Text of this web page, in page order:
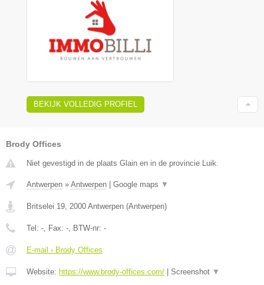
BEKIJK VOLLEDIG PROFIEL
Brody Offices
Niet gevestigd in de plaats Glain en in de provincie Luik.
Antwerpen » Antwerpen | Google maps ▼
Britselei 19 2000 Antwerpen (Antwerpen)
Tel: - , Fax: - , BTW-nr: -
E-mail › Brody Offices
Website: https://www.brody-offices.com/ | Screenshot ▼